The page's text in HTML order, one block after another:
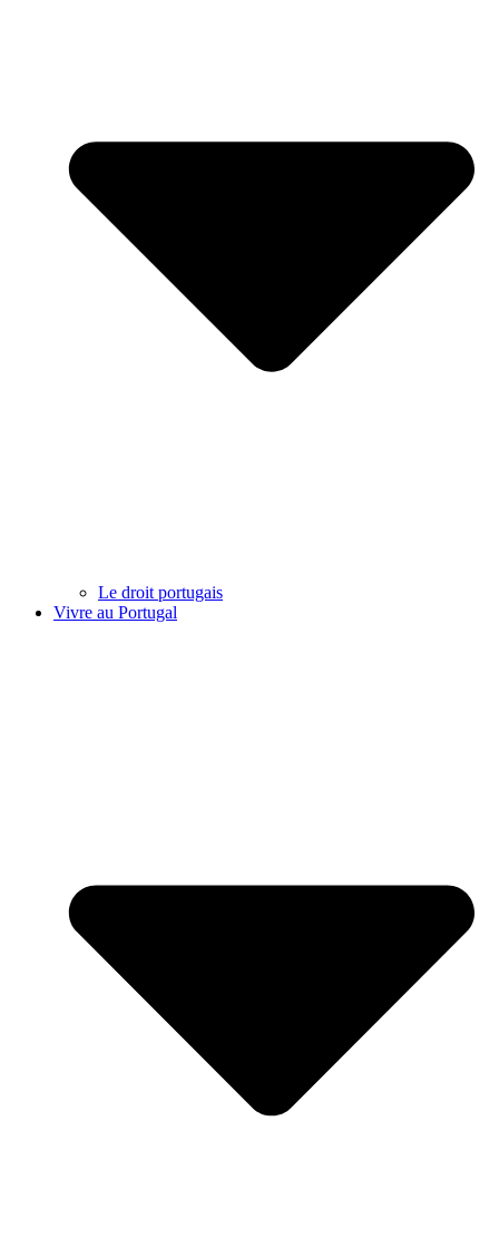
Le droit portugais
Vivre au Portugal